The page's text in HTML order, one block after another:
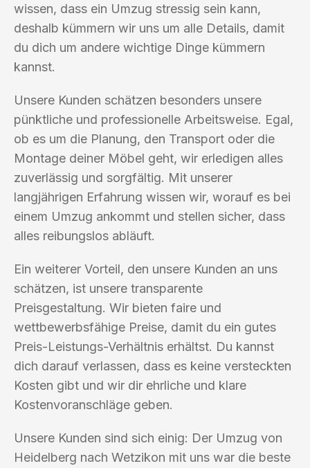
wissen, dass ein Umzug stressig sein kann,
deshalb kümmern wir uns um alle Details, damit
du dich um andere wichtige Dinge kümmern
kannst.
Unsere Kunden schätzen besonders unsere
pünktliche und professionelle Arbeitsweise. Egal,
ob es um die Planung, den Transport oder die
Montage deiner Möbel geht, wir erledigen alles
zuverlässig und sorgfältig. Mit unserer
langjährigen Erfahrung wissen wir, worauf es bei
einem Umzug ankommt und stellen sicher, dass
alles reibungslos abläuft.
Ein weiterer Vorteil, den unsere Kunden an uns
schätzen, ist unsere transparente
Preisgestaltung. Wir bieten faire und
wettbewerbsfähige Preise, damit du ein gutes
Preis-Leistungs-Verhältnis erhältst. Du kannst
dich darauf verlassen, dass es keine versteckten
Kosten gibt und wir dir ehrliche und klare
Kostenvoranschläge geben.
Unsere Kunden sind sich einig: Der Umzug von
Heidelberg nach Wetzikon mit uns war die beste